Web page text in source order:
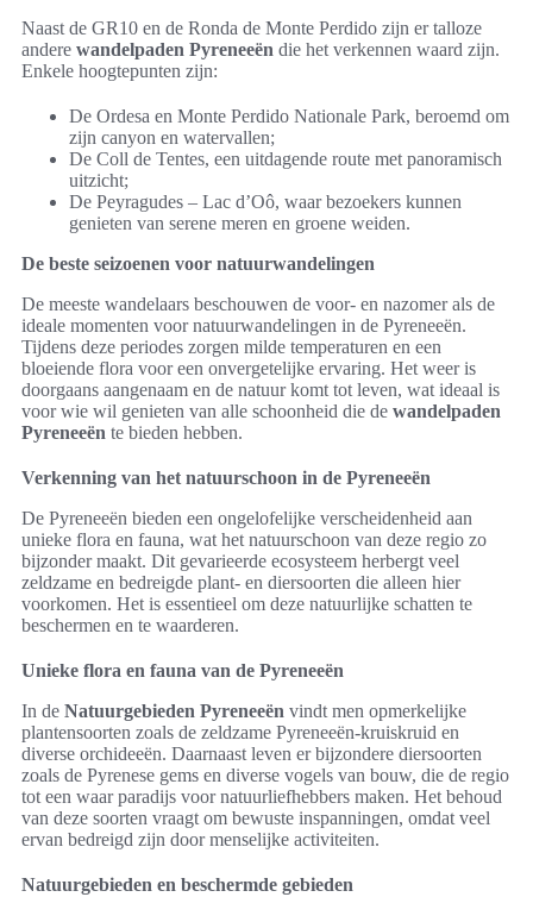
Naast de GR10 en de Ronda de Monte Perdido zijn er talloze
andere wandelpaden Pyreneeën die het verkennen waard zijn.
Enkele hoogtepunten zijn:
De Ordesa en Monte Perdido Nationale Park, beroemd om
zijn canyon en watervallen;
De Coll de Tentes, een uitdagende route met panoramisch
uitzicht;
De Peyragudes – Lac d’Oô, waar bezoekers kunnen
genieten van serene meren en groene weiden.
De beste seizoenen voor natuurwandelingen
De meeste wandelaars beschouwen de voor- en nazomer als de
ideale momenten voor natuurwandelingen in de Pyreneeën.
Tijdens deze periodes zorgen milde temperaturen en een
bloeiende flora voor een onvergetelijke ervaring. Het weer is
doorgaans aangenaam en de natuur komt tot leven, wat ideaal is
voor wie wil genieten van alle schoonheid die de wandelpaden
Pyreneeën te bieden hebben.
Verkenning van het natuurschoon in de Pyreneeën
De Pyreneeën bieden een ongelofelijke verscheidenheid aan
unieke flora en fauna, wat het natuurschoon van deze regio zo
bijzonder maakt. Dit gevarieerde ecosysteem herbergt veel
zeldzame en bedreigde plant- en diersoorten die alleen hier
voorkomen. Het is essentieel om deze natuurlijke schatten te
beschermen en te waarderen.
Unieke flora en fauna van de Pyreneeën
In de Natuurgebieden Pyreneeën vindt men opmerkelijke
plantensoorten zoals de zeldzame Pyreneeën-kruiskruid en
diverse orchideeën. Daarnaast leven er bijzondere diersoorten
zoals de Pyrenese gems en diverse vogels van bouw, die de regio
tot een waar paradijs voor natuurliefhebbers maken. Het behoud
van deze soorten vraagt om bewuste inspanningen, omdat veel
ervan bedreigd zijn door menselijke activiteiten.
Natuurgebieden en beschermde gebieden